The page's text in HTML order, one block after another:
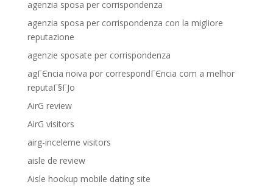
agenzia sposa per corrispondenza
agenzia sposa per corrispondenza con la migliore
reputazione
agenzie sposate per corrispondenza
agГЄncia noiva por correspondГЄncia com a melhor
reputaГ§ГЈo
AirG review
AirG visitors
airg-inceleme visitors
aisle de review
Aisle hookup mobile dating site